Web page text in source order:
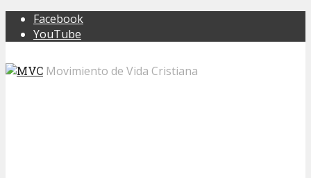
Facebook
YouTube
Movimiento de Vida Cristiana